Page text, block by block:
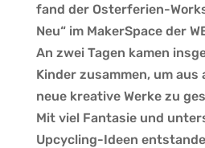
fand der Osterferien-
Neu“ im MakerSpace der
An zwei Tagen kamen
Kinder zusammen, um aus
neue kreative Werke zu
Mit viel Fantasie und
Upcycling-Ideen